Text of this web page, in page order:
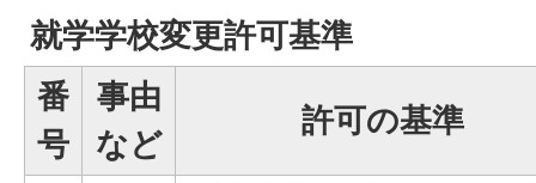
就学学校変更許可基準
番
号
事由
など
許可の基準